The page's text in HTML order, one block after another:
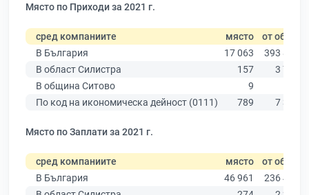
Място по Приходи за 2021 г.
сред компаниите място от общо
В България
17 063
393 881
В област Силистра
157
3 747
В община Ситово
9
По код на икономическа дейност (0111)
789 7 322
Място по Заплати за 2021 г.
сред компаниите място от общо
В България
46 961
236 445